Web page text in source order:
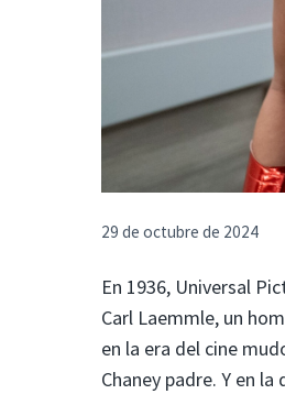
29 de octubre de 2024
En 1936, Universal
Carl Laemmle, un
en la era del cine
Chaney padre. Y en